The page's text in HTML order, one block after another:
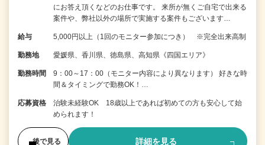
にお答え頂くなどのお仕事です。 来所が無くご自宅で出来る
案件や、弊社以外の場所で実施する案件もございます…
給与 5,000円以上（1回のモニター参加につき） ※完全出来高制
勤務地 愛媛県、香川県、徳島県、高知県《四国エリア》
勤務時間
9：00～17：00（モニター内容により異なります） 好きな時
間＆タイミングで勤務OK！…
応募資格
治験未経験OK 18歳以上であれば初めての方も安心して始
められます！
後で見る 詳細を見る